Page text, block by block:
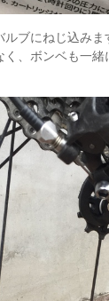
ブにねじ込み
、ボンベも一